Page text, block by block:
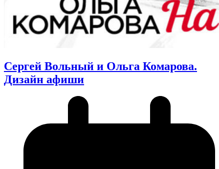
Сергей Вольный и Ольга Комарова.
Дизайн афиши